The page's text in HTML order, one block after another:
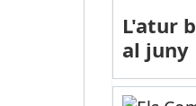
L'atur
al juny